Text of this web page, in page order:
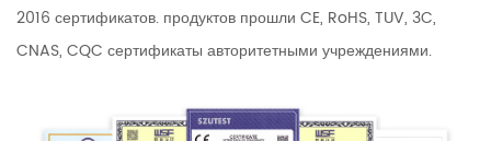
2016 сертификатов. продуктов прошли CE, RoHS, TUV, 3C,
CNAS, CQC сертификаты авторитетными учреждениями.